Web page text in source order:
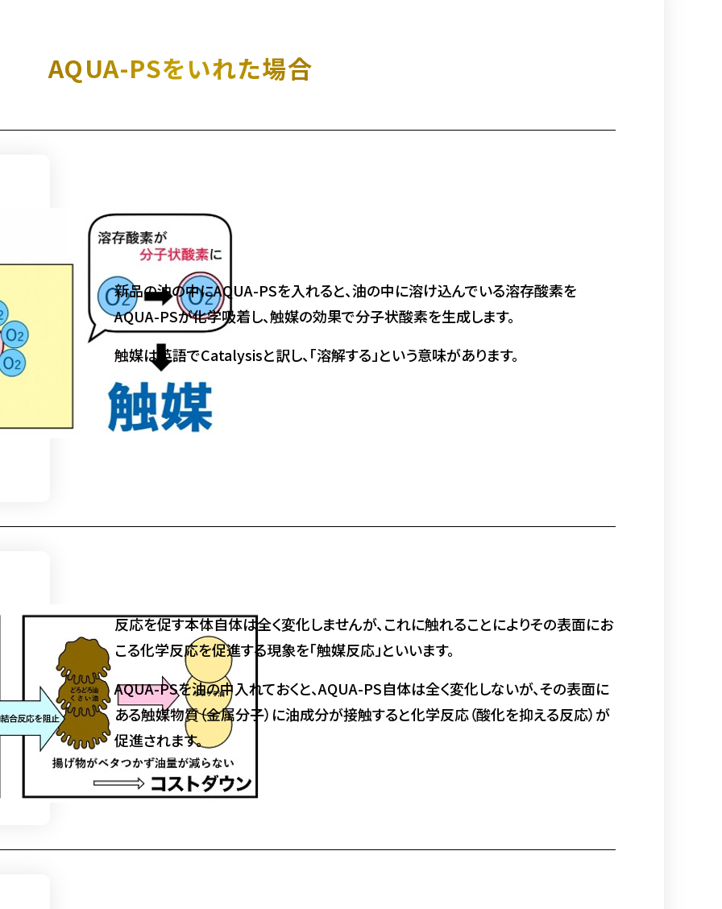
AQUA-PSをいれた場合
新品の油の中にAQUA-PSを入れると、油の中に溶け込んでいる溶存酸素を
AQUA-PSが化学吸着し、触媒の効果で分子状酸素を生成します。
触媒は英語でCatalysisと訳し、「溶解する」という意味があります。
反応を促す本体自体は全く変化しませんが、これに触れることによりその表面にお
こる化学反応を促進する現象を「触媒反応」といいます。
AQUA-PSを油の中入れておくと、AQUA-PS自体は全く変化しないが、その表面に
ある触媒物質（金属分子）に油成分が接触すると化学反応（酸化を抑える反応）が
促進されます。